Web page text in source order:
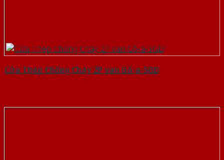
Cửa Thép Chống Cháy 2P van Gỗ-a-SGD